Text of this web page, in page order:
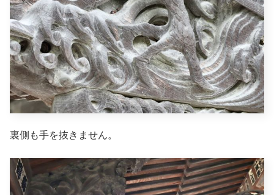
裏側も手を抜きません。